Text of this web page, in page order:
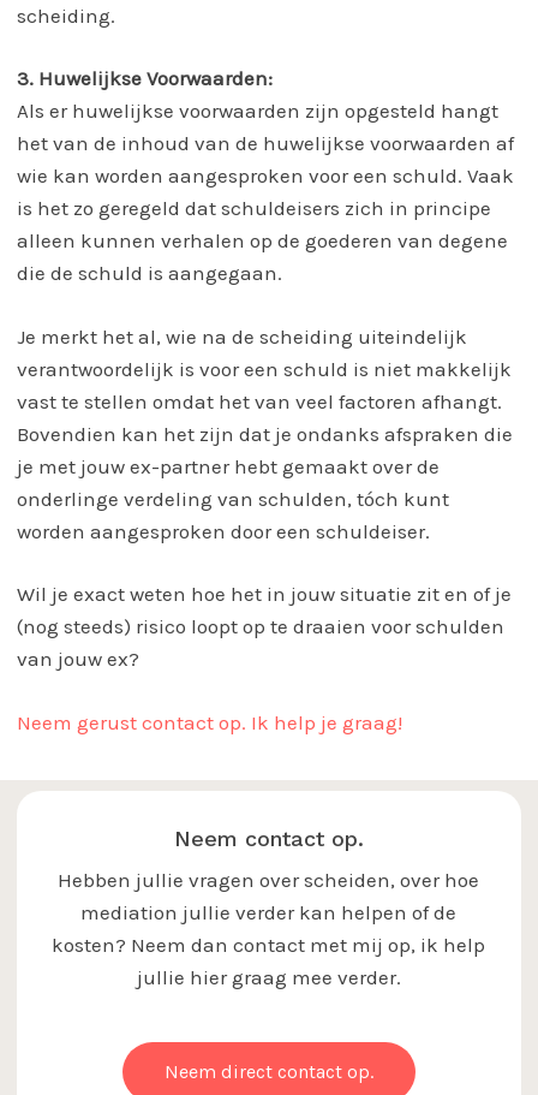
scheiding.
3. Huwelijkse Voorwaarden:
Als er huwelijkse voorwaarden zijn opgesteld hangt
het van de inhoud van de huwelijkse voorwaarden af
wie kan worden aangesproken voor een schuld. Vaak
is het zo geregeld dat schuldeisers zich in principe
alleen kunnen verhalen op de goederen van degene
die de schuld is aangegaan.
Je merkt het al, wie na de scheiding uiteindelijk
verantwoordelijk is voor een schuld is niet makkelijk
vast te stellen omdat het van veel factoren afhangt.
Bovendien kan het zijn dat je ondanks afspraken die
je met jouw ex-partner hebt gemaakt over de
onderlinge verdeling van schulden, tóch kunt
worden aangesproken door een schuldeiser.
Wil je exact weten hoe het in jouw situatie zit en of je
(nog steeds) risico loopt op te draaien voor schulden
van jouw ex?
Neem gerust contact op. Ik help je graag!
Neem contact op.
Hebben jullie vragen over scheiden, over hoe
mediation jullie verder kan helpen of de
kosten? Neem dan contact met mij op, ik help
jullie hier graag mee verder.
Neem direct contact op.